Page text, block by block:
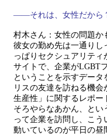
——それは、女性だから
村木さん：女性の問題か
彼女の勤め先は一通りし
っぱりセクシュアリテ
サイトで、企業がLGBT
ということを示すデー
リスの友達を訪ねる機
生産性」に関するレポー
そろやらなあかん、と
って企業を訪問し、こ
動いているのが平日の昼